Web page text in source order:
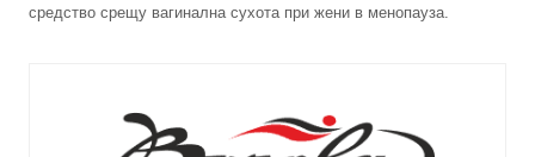
средство срещу вагинална сухота при жени в менопауза.